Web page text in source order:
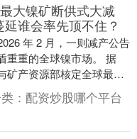
大镍矿断供式大减
延谁会率先顶不住？
年 2 月，一则减产公告
重重的全球镍市场。 据
矿产资源部核定全球最大
年度生产配额，从 20....
： 配资炒股哪个平台